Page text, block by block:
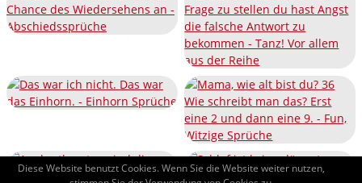
Diese Website benutzt Cookies. Wenn Sie die Website weiter nutzen,